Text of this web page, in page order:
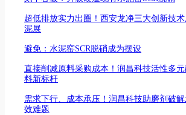
超低排放实力出圈！西安龙净三大创新技
泥展
避免：水泥窑SCR脱硝成为摆设
直接削减原料采购成本！润昌科技活性多
料新标杆
需求下行、成本承压！润昌科技助磨剂破
效难题